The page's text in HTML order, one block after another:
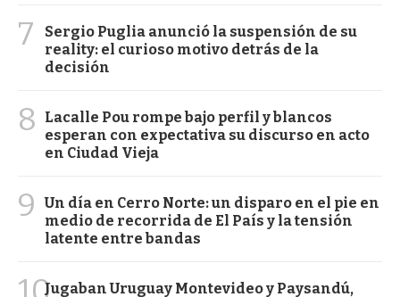
7
Sergio Puglia anunció la suspensión de su
reality: el curioso motivo detrás de la
decisión
8
Lacalle Pou rompe bajo perfil y blancos
esperan con expectativa su discurso en acto
en Ciudad Vieja
9
Un día en Cerro Norte: un disparo en el pie en
medio de recorrida de El País y la tensión
latente entre bandas
Jugaban Uruguay Montevideo y Paysandú,